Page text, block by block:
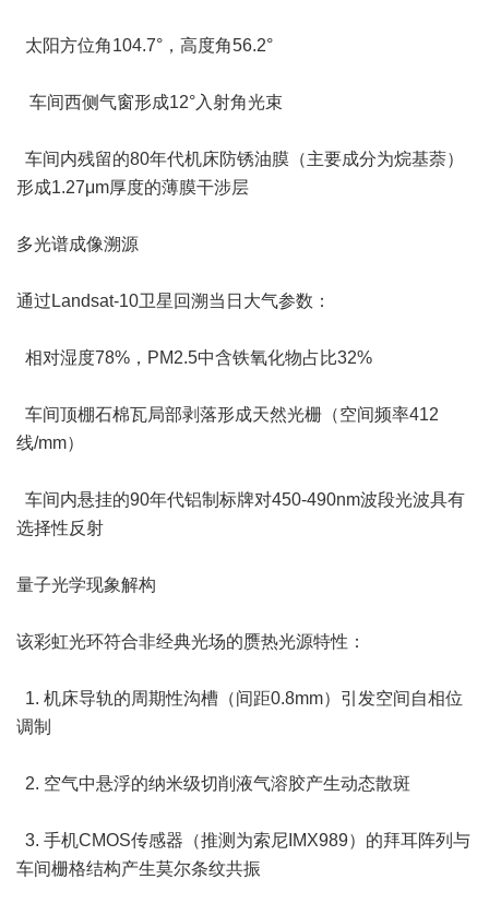
太阳方位角104.7°，高度角56.2°
车间西侧气窗形成12°入射角光束
车间内残留的80年代机床防锈油膜（主要成分为烷基萘）
形成1.27μm厚度的薄膜干涉层
多光谱成像溯源
通过Landsat-10卫星回溯当日大气参数：
相对湿度78%，PM2.5中含铁氧化物占比32%
车间顶棚石棉瓦局部剥落形成天然光栅（空间频率412
线/mm）
车间内悬挂的90年代铝制标牌对450-490nm波段光波具有
选择性反射
量子光学现象解构
该彩虹光环符合非经典光场的赝热光源特性：
1. 机床导轨的周期性沟槽（间距0.8mm）引发空间自相位
调制
2. 空气中悬浮的纳米级切削液气溶胶产生动态散斑
3. 手机CMOS传感器（推测为索尼IMX989）的拜耳阵列与
车间栅格结构产生莫尔条纹共振